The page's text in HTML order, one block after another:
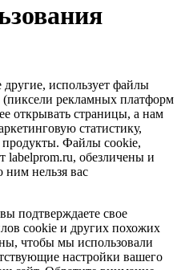
использует файлы
рекламных платформ
открывать страницы, а нам
статистику,
продукты. Файлы сookie,
labelprom.ru, обезличены и
нельзя вас
подтверждаете свое
cookie и других похожих
чтобы мы использовали
настройки вашего